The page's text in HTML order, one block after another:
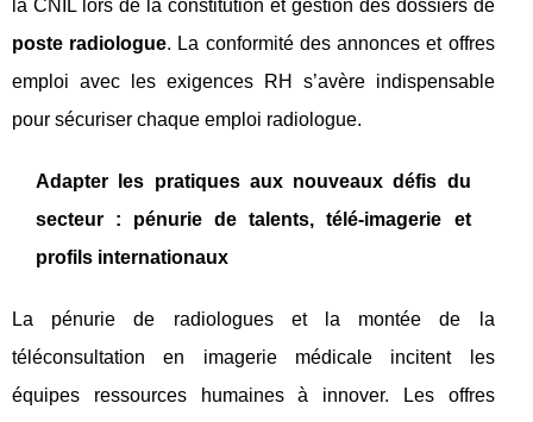
la CNIL lors de la constitution et gestion des dossiers de
poste radiologue. La conformité des annonces et offres
emploi avec les exigences RH s’avère indispensable
pour sécuriser chaque emploi radiologue.
Adapter les pratiques aux nouveaux défis du
secteur : pénurie de talents, télé-imagerie et
profils internationaux
La pénurie de radiologues et la montée de la
téléconsultation en imagerie médicale incitent les
équipes ressources humaines à innover. Les offres